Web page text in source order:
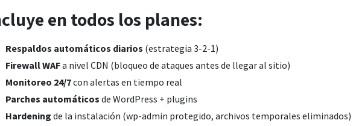
en todos los planes:
Respaldos automáticos diarios (estrategia 3-2-1)
Firewall WAFa nivel CDN (bloqueo de ataques antes de llegar al sitio)
Monitoreo 24/7con alertas en tiempo real
Parches automáticos de WordPress + plugins
Hardening de la instalación (wp-admin protegido, archivos temporales eliminados)